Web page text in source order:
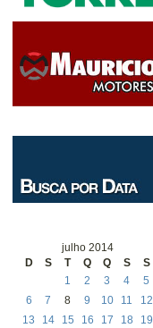
julho 2014
D
S T Q Q S S
1 2 3 4
5
6
7 8 9 10 11
12
13
14 15 16 17 18
19